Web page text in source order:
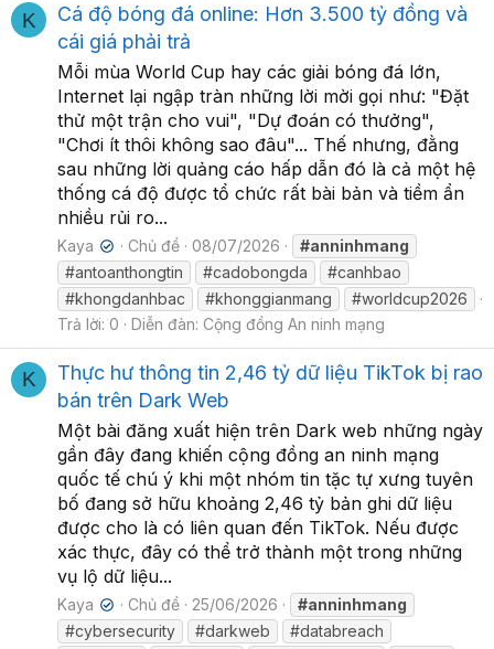
K
Cá độ bóng đá online: Hơn 3.500 tỷ đồng và
cái giá phải trả
Mỗi mùa World Cup hay các giải bóng đá lớn,
Internet lại ngập tràn những lời mời gọi như: "Đặt
thử một trận cho vui", "Dự đoán có thưởng",
"Chơi ít thôi không sao đâu"... Thế nhưng, đằng
sau những lời quảng cáo hấp dẫn đó là cả một hệ
thống cá độ được tổ chức rất bài bản và tiềm ẩn
nhiều rủi ro...
Kaya ✔ Chủ đề 08/07/2026
#anninhmang
#antoanthongtin
#cadobongda
#canhbao
#khongdanhbac
#khonggianmang
#worldcup2026
Trả lời: 0
Diễn đàn: Cộng đồng An ninh mạng
K
Thực hư thông tin 2,46 tỷ dữ liệu TikTok bị rao
bán trên Dark Web
Một bài đăng xuất hiện trên Dark web những ngày
gần đây đang khiến cộng đồng an ninh mạng
quốc tế chú ý khi một nhóm tin tặc tự xưng tuyên
bố đang sở hữu khoảng 2,46 tỷ bản ghi dữ liệu
được cho là có liên quan đến TikTok. Nếu được
xác thực, đây có thể trở thành một trong những
vụ lộ dữ liệu...
Kaya ✔ Chủ đề 25/06/2026
#anninhmang
#cybersecurity
#darkweb
#databreach